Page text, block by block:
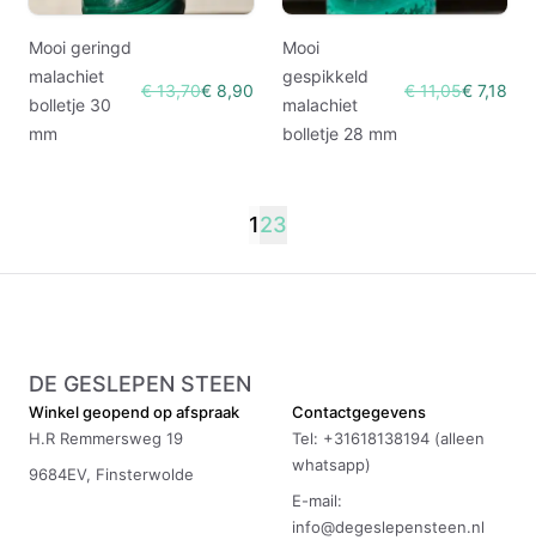
Mooi geringd
malachiet
bolletje 30
mm
€ 13,70€ 8,90
Mooi
gespikkeld
malachiet
bolletje 28 mm
€ 11,05€ 7,18
123
DE GESLEPEN STEEN
Winkel geopend op afspraak
H.R Remmersweg 19
9684EV, Finsterwolde
Contactgegevens
Tel: +31618138194 (alleen
whatsapp)
E-mail:
info@degeslepensteen.nl